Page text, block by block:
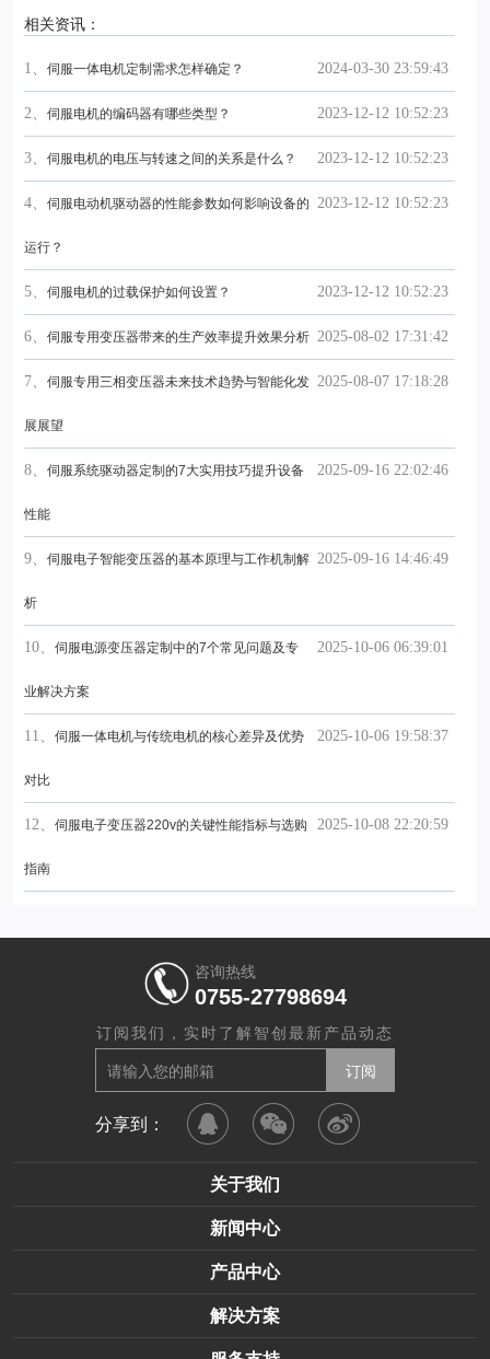
相关资讯：
2024-03-30 23:59:43
1、 伺服一体电机定制需求怎样确定？
2023-12-12 10:52:23
2、 伺服电机的编码器有哪些类型？
2023-12-12 10:52:23
3、 伺服电机的电压与转速之间的关系是什么？
2023-12-12 10:52:23
4、 伺服电动机驱动器的性能参数如何影响设备的
运行？
2023-12-12 10:52:23
5、 伺服电机的过载保护如何设置？
2025-08-02 17:31:42
6、 伺服专用变压器带来的生产效率提升效果分析
2025-08-07 17:18:28
7、 伺服专用三相变压器未来技术趋势与智能化发
展展望
2025-09-16 22:02:46
8、 伺服系统驱动器定制的7大实用技巧提升设备
性能
2025-09-16 14:46:49
9、 伺服电子智能变压器的基本原理与工作机制解
析
2025-10-06 06:39:01
10、 伺服电源变压器定制中的7个常见问题及专
业解决方案
2025-10-06 19:58:37
11、 伺服一体电机与传统电机的核心差异及优势
对比
2025-10-08 22:20:59
12、 伺服电子变压器220v的关键性能指标与选购
指南
咨询热线
0755-27798694
订阅我们，实时了解智创最新产品动态
分享到：
关于我们
新闻中心
产品中心
解决方案